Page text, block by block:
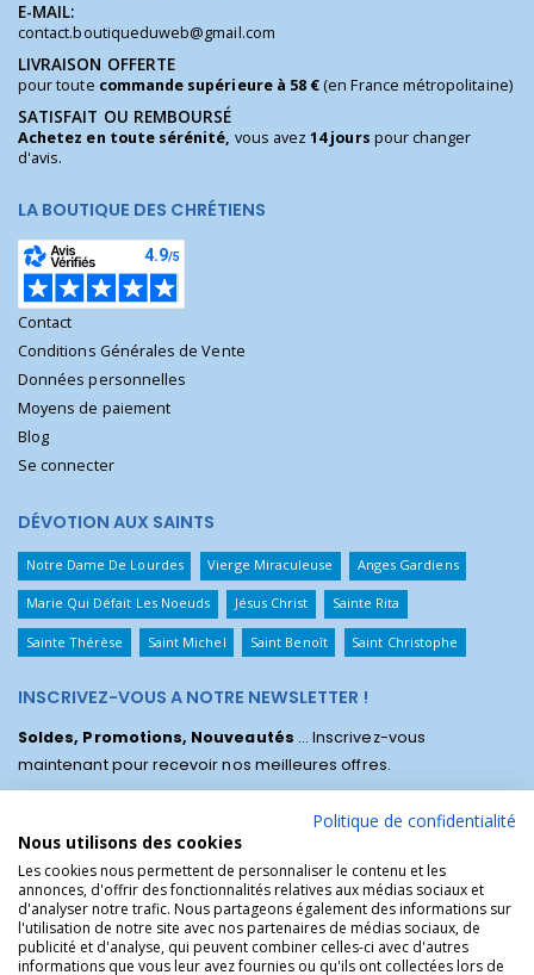
E-MAIL:
contact.boutiqueduweb@gmail.com
LIVRAISON OFFERTE
pour toute commande supérieure à 58 €(en France métropolitaine)
SATISFAIT OU REMBOURSÉ
Achetez en toute sérénité, vous avez14 jours pour changer
d'avis.
LA BOUTIQUE DES CHRÉTIENS
Contact
Conditions Générales de Vente
Données personnelles
Moyens de paiement
Blog
Se connecter
DÉVOTION AUX SAINTS
Notre Dame De Lourdes Vierge Miraculeuse Anges Gardiens
Marie Qui Défait Les Noeuds Jésus Christ Sainte Rita
Sainte Thérèse Saint Michel Saint Benoît Saint Christophe
INSCRIVEZ-VOUS A NOTRE NEWSLETTER !
Soldes, Promotions, Nouveautés ... Inscrivez-vous
maintenant pour recevoir nos meilleures offres.
Politique de confidentialité
Nous utilisons des cookies
Les cookies nous permettent de personnaliser le contenu et les
annonces, d'offrir des fonctionnalités relatives aux médias sociaux et
d'analyser notre trafic. Nous partageons également des informations sur
l'utilisation de notre site avec nos partenaires de médias sociaux, de
publicité et d'analyse, qui peuvent combiner celles-ci avec d'autres
informations que vous leur avez fournies ou qu'ils ont collectées lors de